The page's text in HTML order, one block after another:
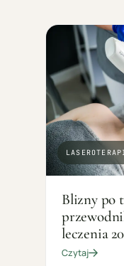
Blizny po
leczenia
Czytaj